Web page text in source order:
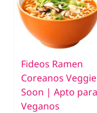
Fideos Ramen
Coreanos Veggie
Soon | Apto para
Veganos